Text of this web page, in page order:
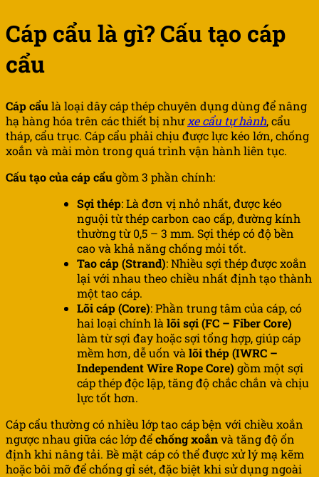
Cáp cẩu là gì? Cấu tạo cáp
cẩu
Cáp cẩulà loại dây cáp thép chuyên dụng dùng để nâng
hạ hàng hóa trên các thiết bị nhưxe cẩu tự hành, cẩu
tháp, cẩu trục. Cáp cẩu phải chịu được lực kéo lớn, chống
xoắn và mài mòn trong quá trình vận hành liên tục.
Cấu tạo của cáp cẩugồm 3 phần chính:
Sợi thép: Là đơn vị nhỏ nhất, được kéo
nguội từ thép carbon cao cấp, đường kính
thường từ 0,5 – 3 mm. Sợi thép có độ bền
cao và khả năng chống mỏi tốt.
Tao cáp (Strand): Nhiều sợi thép được xoắn
lại với nhau theo chiều nhất định tạo thành
một tao cáp.
Lõi cáp (Core): Phần trung tâm của cáp, có
hai loại chính là lõi sợi (FC – Fiber Core)
làm từ sợi đay hoặc sợi tổng hợp, giúp cáp
mềm hơn, dễ uốn và lõi thép (IWRC –
Independent Wire Rope Core) gồm một sợi
cáp thép độc lập, tăng độ chắc chắn và chịu
lực tốt hơn.
Cáp cẩu thường có nhiều lớp tao cáp bện với chiều xoắn
ngược nhau giữa các lớp đểchống xoắnvà tăng độ ổn
định khi nâng tải. Bề mặt cáp có thể được xử lý mạ kẽm
hoặc bôi mỡ để chống gỉ sét, đặc biệt khi sử dụng ngoài